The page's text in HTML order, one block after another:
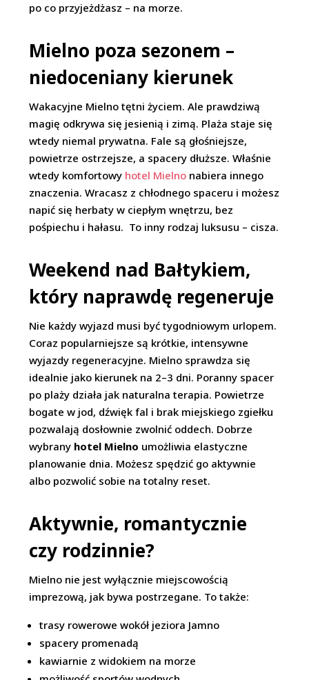
po co przyjeżdżasz – na morze.
Mielno poza sezonem –
niedoceniany kierunek
Wakacyjne Mielno tętni życiem. Ale prawdziwą
magię odkrywa się jesienią i zimą. Plaża staje się
wtedy niemal prywatna. Fale są głośniejsze,
powietrze ostrzejsze, a spacery dłuższe. Właśnie
wtedy komfortowy hotel Mielno nabiera innego
znaczenia. Wracasz z chłodnego spaceru i możesz
napić się herbaty w ciepłym wnętrzu, bez
pośpiechu i hałasu. To inny rodzaj luksusu – cisza.
Weekend nad Bałtykiem,
który naprawdę regeneruje
Nie każdy wyjazd musi być tygodniowym urlopem.
Coraz popularniejsze są krótkie, intensywne
wyjazdy regeneracyjne. Mielno sprawdza się
idealnie jako kierunek na 2–3 dni. Poranny spacer
po plaży działa jak naturalna terapia. Powietrze
bogate w jod, dźwięk fal i brak miejskiego zgiełku
pozwalają dosłownie zwolnić oddech. Dobrze
wybrany hotel Mielno umożliwia elastyczne
planowanie dnia. Możesz spędzić go aktywnie
albo pozwolić sobie na totalny reset.
Aktywnie, romantycznie
czy rodzinnie?
Mielno nie jest wyłącznie miejscowością
imprezową, jak bywa postrzegane. To także:
trasy rowerowe wokół jeziora Jamno
spacery promenadą
kawiarnie z widokiem na morze